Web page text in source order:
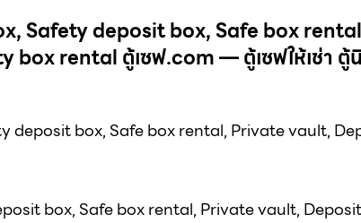
Safety deposit box, Safe box
rental ตู้เซฟ.com — ตู้เซฟให้เช่า ตู้
deposit box, Safe box rental, Private vault,
box, Safe box rental, Private vault,